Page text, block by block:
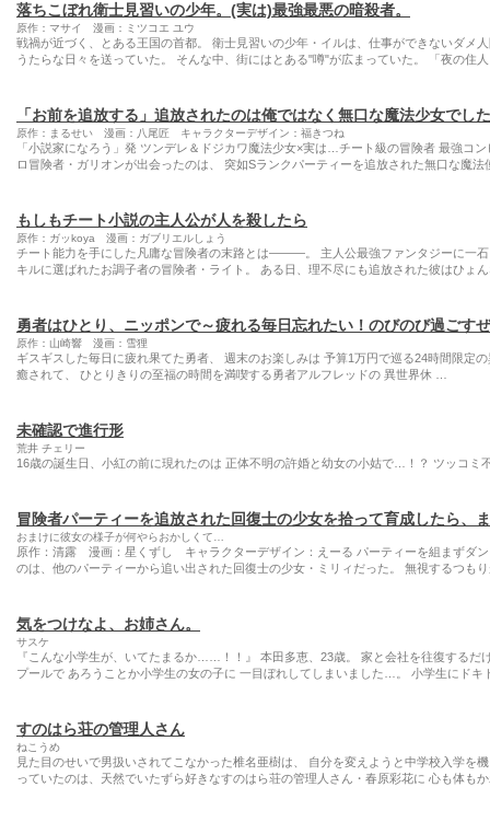
落ちこぼれ衛士見習いの少年。(実は)最強最悪の暗殺者。
原作：マサイ 漫画：ミツコエ ユウ
戦禍が近づく、とある王国の首都。 衛士見習いの少年・イルは、仕事ができないダメ
うたらな日々を送っていた。 そんな中、街にはとある"噂"が広まっていた。 「夜の住
「お前を追放する」追放されたのは俺ではなく無口な魔法少女でした
原作：まるせい 漫画：八尾匠 キャラクターデザイン：福きつね
「小説家になろう」発 ツンデレ＆ドジカワ魔法少女×実は…チート級の冒険者 最強コ
ロ冒険者・ガリオンが出会ったのは、 突如Sランクパーティーを追放された無口な魔
もしもチート小説の主人公が人を殺したら
原作：ガッkoya 漫画：ガブリエルしょう
チート能力を手にした凡庸な冒険者の末路とは———。 主人公最強ファンタジーに一
キルに選ばれたお調子者の冒険者・ライト。 ある日、理不尽にも追放された彼はひょ
勇者はひとり、ニッポンで～疲れる毎日忘れたい！のびのび過ごす
原作：山崎響 漫画：雪狸
ギスギスした毎日に疲れ果てた勇者、 週末のお楽しみは 予算1万円で巡る24時間限定
癒されて、 ひとりきりの至福の時間を満喫する勇者アルフレッドの 異世界休 …
未確認で進行形
荒井 チェリー
16歳の誕生日、小紅の前に現れたのは 正体不明の許婚と幼女の小姑で…！？ ツッコミ
冒険者パーティーを追放された回復士の少女を拾って育成したら、
おまけに彼女の様子が何やらおかしくて…
原作：清露 漫画：星くずし キャラクターデザイン：えーる パーティーを組まずダ
のは、他のパーティーから追い出された回復士の少女・ミリィだった。 無視するつも
気をつけなよ、お姉さん。
サスケ
『こんな小学生が、いてたまるか……！！』 本田多恵、23歳。 家と会社を往復するだ
プールで あろうことか小学生の女の子に 一目ぼれしてしまいました…。 小学生にド
すのはら荘の管理人さん
ねこうめ
見た目のせいで男扱いされてこなかった椎名亜樹は、 自分を変えようと中学校入学を
っていたのは、天然でいたずら好きなすのはら荘の管理人さん・春原彩花に 心も体も